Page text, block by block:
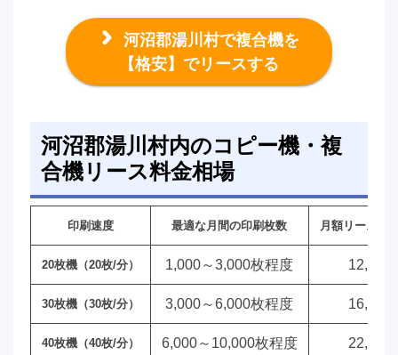
河沼郡湯川村で複合機を
【格安】でリースする
河沼郡湯川村内のコピー機・複
合機リース料金相場
印刷速度 最適な月間の印刷枚数 月額リース料
20枚機（20枚/分） 1,000～3,000枚程度 12,000
30枚機（30枚/分） 3,000～6,000枚程度 16,000
40枚機（40枚/分） 6,000～10,000枚程度 22,000